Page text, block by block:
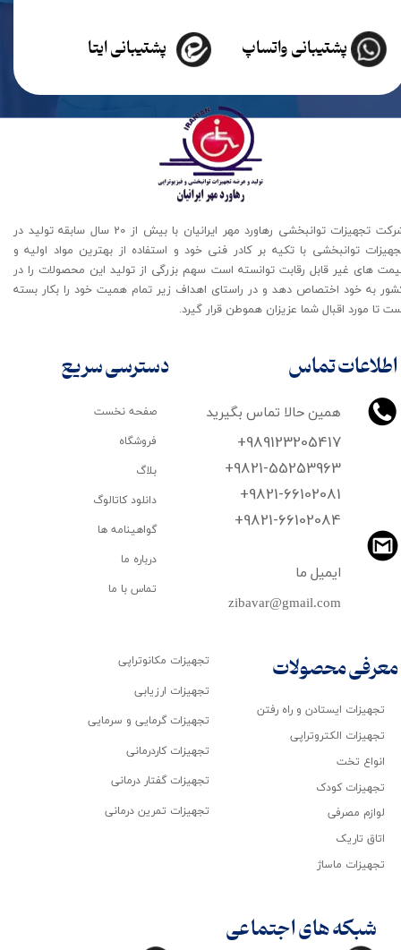
پشتیبانی ایتا پشتیبانی واتساپ
اطلاعات تماس
همین حالا تماس بگیرید
+989123205417
+9821-55253963
+9821-66102081
​​​​​​​+9821-66102084
zibavar@gmail.com
ایمیل ما
شرکت تجهیزات توانبخشی رهاورد مهر ایرانیان با بیش از 20 سال سابقه تولید در
توانبخشی با تکیه بر کادر فنی خود و استفاده از بهترین مواد اولیه و
های غیر قابل رقابت توانسته است سهم بزرگی از تولید این محصولات را در
به خود اختصاص دهد و در راستای اهداف زیر تمام همیت خود را بکار بسته
تا مورد اقبال شما عزیزان هموطن قرار گیرد​​​​​​​.
تجهیزات ایستادن و راه رفتن
تجهیزات الکتروتراپی
انواع تخت
تجهیزات کودک
لوازم مصرفی
اتاق تاریک
تجهیزات ماساژ
صفحه نخست
فروشگاه
بلاگ
دانلود کاتالوگ
گواهینامه ها
درباره ما
تماس با ما
تجهیزات مکانوتراپی
تجهیزات ارزیابی
تجهیزات گرمایی و سرمایی
تجهیزات کاردرمانی
تجهیزات گفتار درمانی
تجهیزات تمرین درمانی
دسترسی سریع
معرفی محصولات
شبکه های اجتماعی